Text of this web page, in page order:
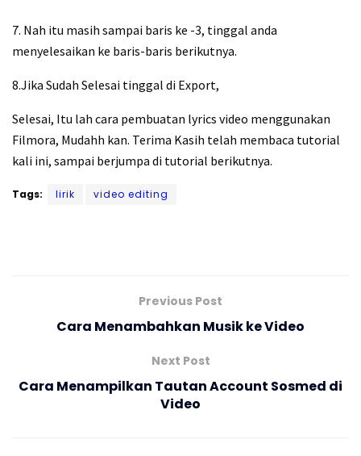
7. Nah itu masih sampai baris ke -3, tinggal anda
menyelesaikan ke baris-baris berikutnya.
8.Jika Sudah Selesai tinggal di Export,
Selesai, Itu lah cara pembuatan lyrics video menggunakan
Filmora, Mudahh kan. Terima Kasih telah membaca tutorial
kali ini, sampai berjumpa di tutorial berikutnya.
Tags: lirik video editing
Previous Post
Cara Menambahkan Musik ke Video
Next Post
Cara Menampilkan Tautan Account Sosmed di
Video